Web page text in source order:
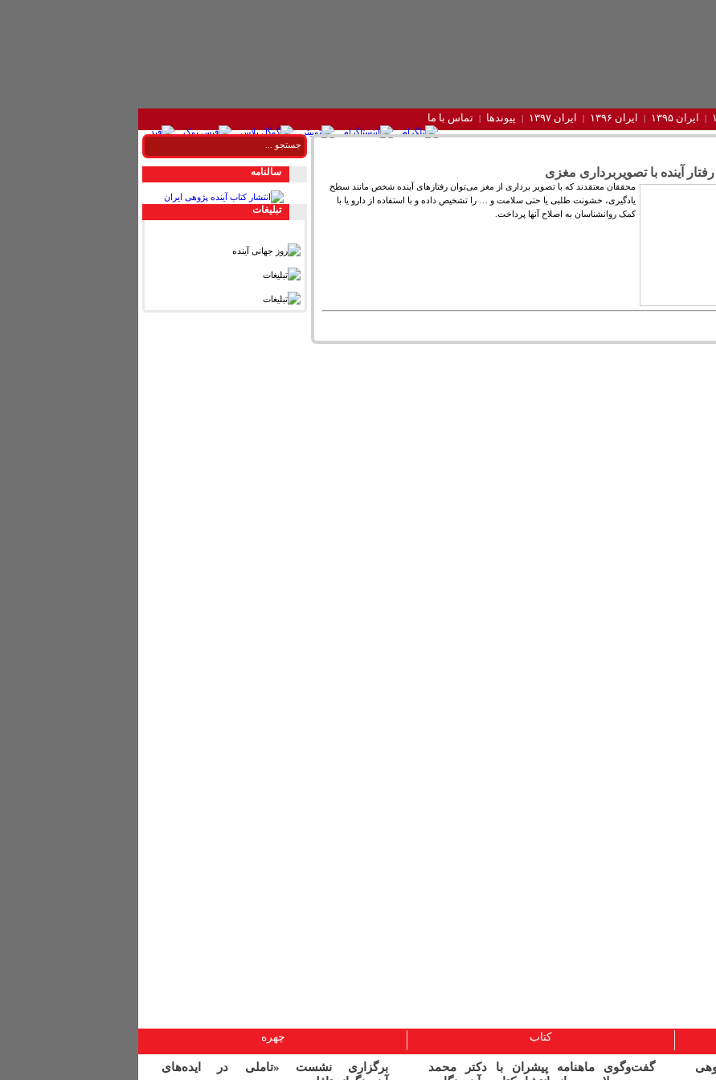
ایران ۱۳۹۵ ایران ۱۳۹۶ ایران ۱۳۹۷ پیوندها تماس با ما
آینده با تصویربرداری مغزی
محققان معتقدند که با تصویر برداری از مغز می‌توان رفتارهای آینده شخص مانند سطح
یادگیری، خشونت طلبی یا حتی سلامت و … را تشخیص داده و با استفاده از دارو یا با
کمک روانشناسان به اصلاح آنها پرداخت.
سالنامه
تبليغات
کتاب چهره
گفت‌وگوی ماهنامه پیشران با دکتر محمد
برگزاری نشست «تاملی در ایده‌های